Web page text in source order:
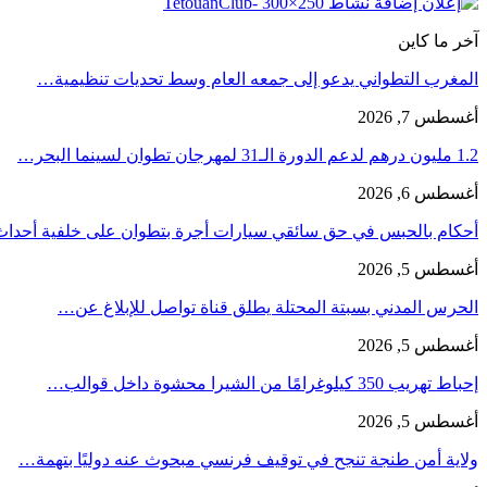
آخر ما كاين
المغرب التطواني يدعو إلى جمعه العام وسط تحديات تنظيمية…
أغسطس 7, 2026
1.2 مليون درهم لدعم الدورة الـ31 لمهرجان تطوان لسينما البحر…
أغسطس 6, 2026
أحكام بالحبس في حق سائقي سيارات أجرة بتطوان على خلفية
أغسطس 5, 2026
الحرس المدني بسبتة المحتلة يطلق قناة تواصل للإبلاغ عن…
أغسطس 5, 2026
إحباط تهريب 350 كيلوغرامًا من الشيرا محشوة داخل قوالب…
أغسطس 5, 2026
ولاية أمن طنجة تنجح في توقيف فرنسي مبحوث عنه دوليًا بتهمة…